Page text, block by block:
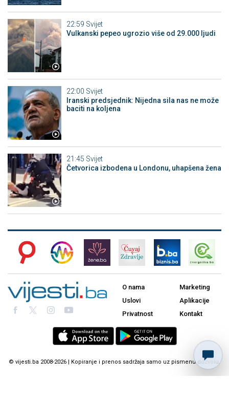
22:59 Svijet
Vulkanski pepeo ugrozio više od 29.000 ljudi
22:00 Svijet
Iranski predsjednik: Nijedna sila nas ne može
baciti na koljena
21:45 Svijet
Četvorica izbodena u Londonu, uhapšena žena
O nama
Uslovi
Privatnost
Marketing
Aplikacije
Kontakt
© vijesti.ba 2008-2026 | Kopiranje i prenos sadržaja samo uz pismenu dozvolu.